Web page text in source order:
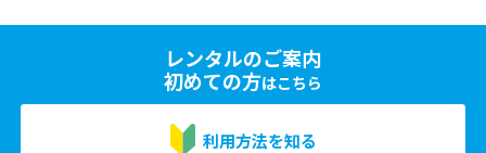
レンタルのご案内
初めての方はこちら
利用方法を知る